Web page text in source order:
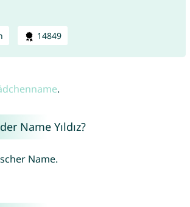
14849
.
Name Yıldız?
Name.